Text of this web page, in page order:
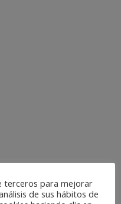
terceros para mejorar
de sus hábitos de